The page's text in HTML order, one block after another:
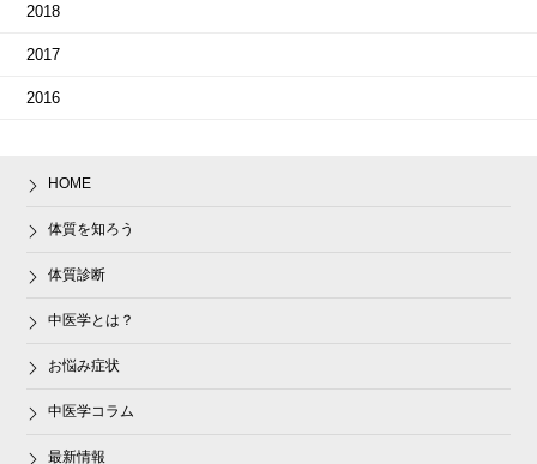
2018
2017
2016
HOME
体質を知ろう
体質診断
中医学とは？
お悩み症状
中医学コラム
最新情報